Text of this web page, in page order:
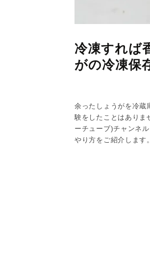
冷凍すれば
がの冷凍保
余ったしょうがを冷
験をしたことはありま
ーチューブ)チャンネ
やり方をご紹介します。